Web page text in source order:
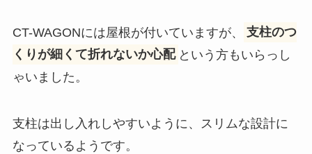
CT-WAGONには屋根が付いていますが、
支柱のつ
くりが細くて折れないか心配 という方もいらっし
ゃいました。
支柱は出し入れしやすいように、スリムな設計に
なっているようです。